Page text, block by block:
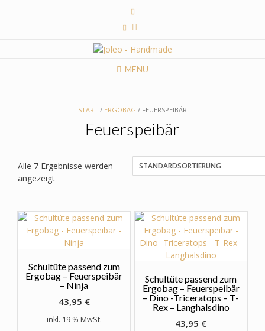
MENU
START / ERGOBAG / FEUERSPEIBÄR
Feuerspeibär
Alle 7 Ergebnisse werden
angezeigt
Schultüte passend zum
Ergobag – Feuerspeibär
– Ninja
43,95 €
inkl. 19 % MwSt.
Schultüte passend zum
Ergobag – Feuerspeibär
– Dino -Triceratops – T-
Rex – Langhalsdino
43,95 €